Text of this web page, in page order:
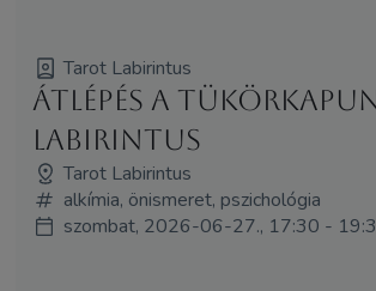
Tarot Labirintus
Átlépés a
Labirintus
Tarot Labirintus
alkímia, önismeret, pszichológia
szombat, 2026-06-27., 17:30 -